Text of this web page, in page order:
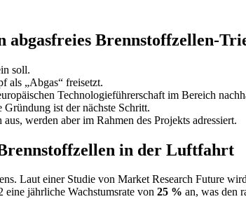
Brennstoffzellen-
soll.
als „Abgas“ freisetzt.
Technologieführerschaft im Bereich
ist der nächste Schritt.
werden aber im Rahmen des Projekts adressiert.
in der Luftfahrt
Laut einer Studie von Market Research Future
eine jährliche Wachstumsrate von 25 % an, was den